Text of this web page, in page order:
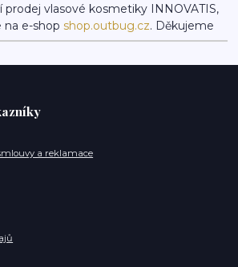
prodej vlasové kosmetiky INNOVATIS,
na e-shop shop.outbug.cz. Děkujeme
a reklamace